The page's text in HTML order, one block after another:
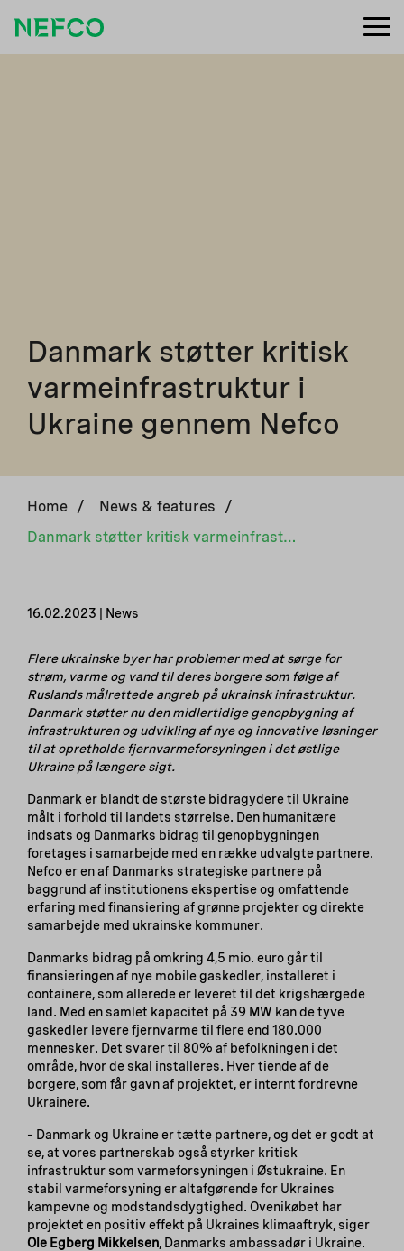
Danmark støtter kritisk
varmeinfrastruktur i
Ukraine gennem Nefco
Home / News & features
/
Danmark støtter kritisk varmeinfrastruktur i Ukraine gennem Nefco
16.02.2023 | News
Flere ukrainske byer har problemer med at sørge for
strøm, varme og vand til deres borgere som følge af
Ruslands målrettede angreb på ukrainsk infrastruktur.
Danmark støtter nu den midlertidige genopbygning af
infrastrukturen og udvikling af nye og innovative løsninger
til at opretholde fjernvarmeforsyningen i det østlige
Ukraine på længere sigt.
Danmark er blandt de største bidragydere til Ukraine
målt i forhold til landets størrelse. Den humanitære
indsats og Danmarks bidrag til genopbygningen
foretages i samarbejde med en række udvalgte partnere.
Nefco er en af Danmarks strategiske partnere på
baggrund af institutionens ekspertise og omfattende
erfaring med finansiering af grønne projekter og direkte
samarbejde med ukrainske kommuner.
Danmarks bidrag på omkring 4,5 mio. euro går til
finansieringen af nye mobile gaskedler, installeret i
containere, som allerede er leveret til det krigshærgede
land. Med en samlet kapacitet på 39 MW kan de tyve
gaskedler levere fjernvarme til flere end 180.000
mennesker. Det svarer til 80% af befolkningen i det
område, hvor de skal installeres. Hver tiende af de
borgere, som får gavn af projektet, er internt fordrevne
Ukrainere.
– Danmark og Ukraine er tætte partnere, og det er godt at
se, at vores partnerskab også styrker kritisk
infrastruktur som varmeforsyningen i Østukraine. En
stabil varmeforsyning er altafgørende for Ukraines
kampevne og modstandsdygtighed. Ovenikøbet har
projektet en positiv effekt på Ukraines klimaaftryk, siger
Ole Egberg Mikkelsen, Danmarks ambassadør i Ukraine.